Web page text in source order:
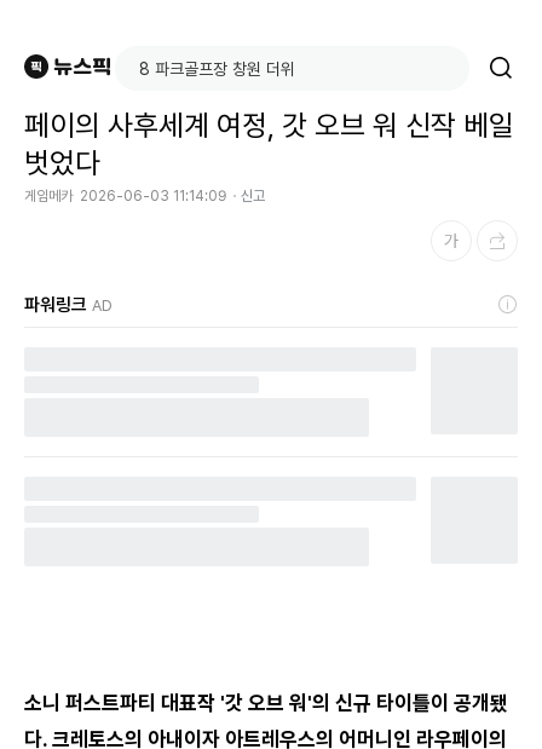
페이의 사후세계 여정, 갓 오브 워 신작 베일
벗었다
게임메카 2026-06-03 11:14:09 신고
파워링크 AD
소니 퍼스트파티 대표작 '갓 오브 워'의 신규 타이틀이 공개됐
다. 크레토스의 아내이자 아트레우스의 어머니인 라우페이의